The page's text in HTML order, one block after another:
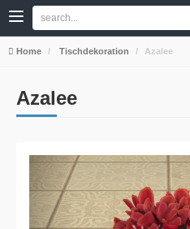
Home Tischdekoration Azalee
Azalee